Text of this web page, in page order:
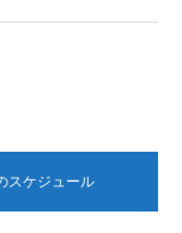
スケジュール